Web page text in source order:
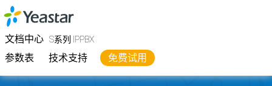
跳转到主要内容
文档中心 S系列 IPPBX
参数表 技术支持 免费试用
YeastarS系列 IPPBX